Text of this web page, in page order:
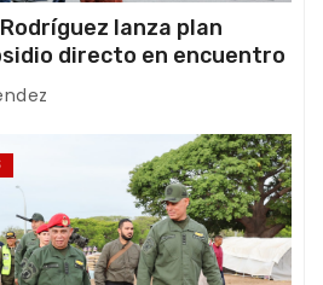
lanza plan
directo en encuentro